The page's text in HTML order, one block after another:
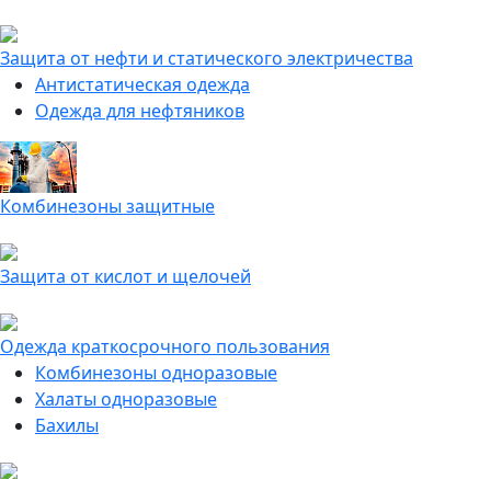
Защита от нефти и статического электричества
Антистатическая одежда
Одежда для нефтяников
Комбинезоны защитные
Защита от кислот и щелочей
Одежда краткосрочного пользования
Комбинезоны одноразовые
Халаты одноразовые
Бахилы